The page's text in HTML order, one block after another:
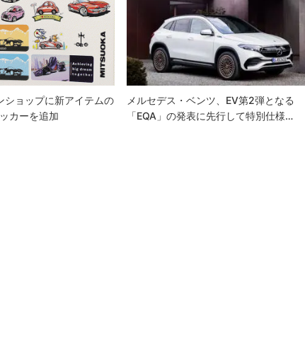
ショップに新アイテムの
カーを追加
メルセデス・ベンツ、EV第2弾となる
「EQA」の発表に先行して特別仕様…